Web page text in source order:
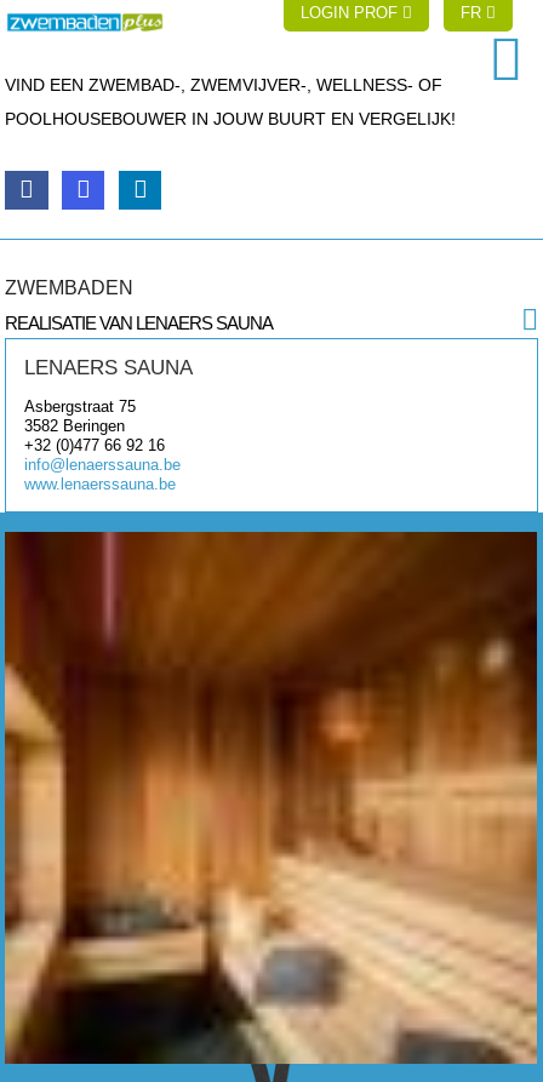
LOGIN PROF FR
VIND EEN ZWEMBAD-, ZWEMVIJVER-, WELLNESS- OF
POOLHOUSEBOUWER IN JOUW BUURT EN VERGELIJK!
ZWEMBADEN
REALISATIE VAN LENAERS SAUNA
LENAERS SAUNA
Asbergstraat 75
3582 Beringen
+32 (0)477 66 92 16
info@lenaerssauna.be
www.lenaerssauna.be